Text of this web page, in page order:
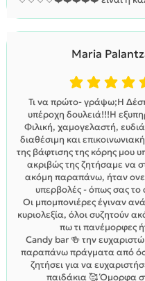
Maria
η μέση
Τι να πρώτο- γράψω;Η
υπέροχη δουλειά!!!Η
Φιλική, χαμογελαστή,
διαθέσιμη και
της βάφτισης της κόρης μου
ακριβώς της ζητήσαμε να
ακόμη παραπάνω, ήταν
υπερβολές - όπως σας
Οι μπομπονιέρες έγιναν
κυριολεξία, όλοι συζητούν
πω τι πανέμορφες
Candy bar 🍻 την ευχαριστώ
παραπάνω πράγματα από
ζητήσει για να
παιδάκια 🥰 Όμορφα